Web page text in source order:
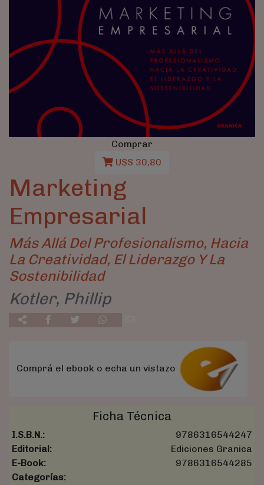
Comprar
U$S 30,80
Marketing
Empresarial
Más Allá Del Profesionalismo, Hacia
La Creatividad, El Liderazgo Y La
Sostenibilidad
Kotler, Phillip
Comprá el ebook o echa un vistazo
Ficha Técnica
I.S.B.N.:
9786316544247
Editorial:
Ediciones Granica
E-Book:
9786316544285
Categorías: